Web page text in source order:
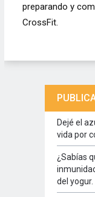
preparando y
CrossFit.
Dejé el
vida por
¿Sabías
del yogur.